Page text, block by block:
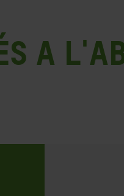
a